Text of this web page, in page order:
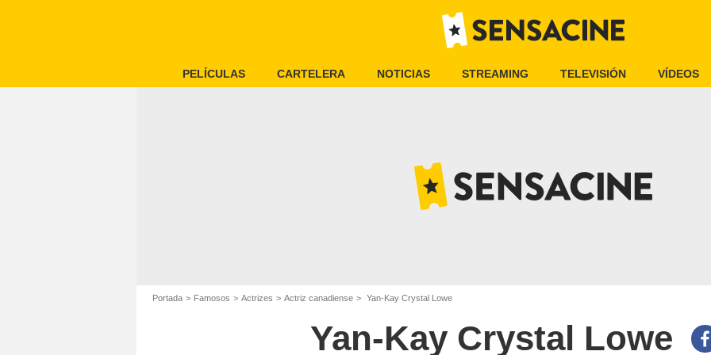
PELÍCULAS CARTELERA NOTICIAS STREAMING TELEVISIÓN VÍDEOS
Portada Famosos Actrizes Actriz canadiense Yan-Kay Crystal Lowe
Yan-Kay Crystal Lowe